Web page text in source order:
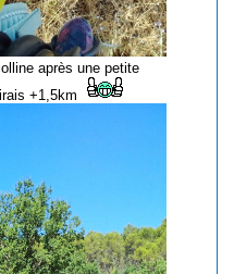
après une petite
+1,5km